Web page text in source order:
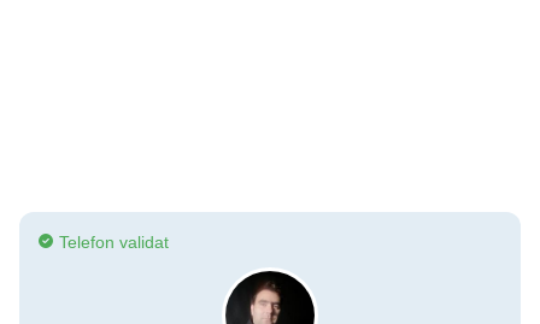
Telefon validat